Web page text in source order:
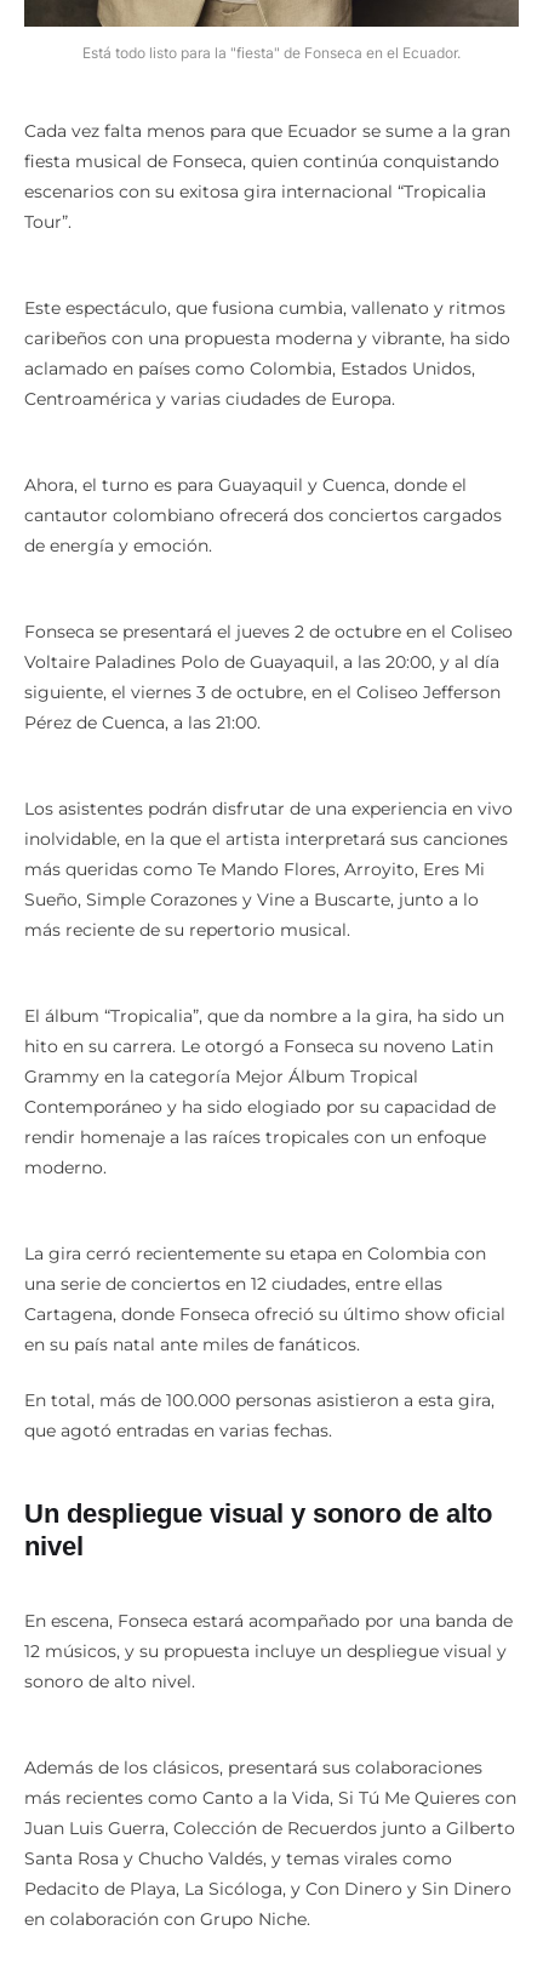
Está todo listo para la "fiesta" de Fonseca en el Ecuador.
Cada vez falta menos para que Ecuador se sume a la gran
fiesta musical de Fonseca, quien continúa conquistando
escenarios con su exitosa gira internacional “Tropicalia
Tour”.
Este espectáculo, que fusiona cumbia, vallenato y ritmos
caribeños con una propuesta moderna y vibrante, ha sido
aclamado en países como Colombia, Estados Unidos,
Centroamérica y varias ciudades de Europa.
Ahora, el turno es para Guayaquil y Cuenca, donde el
cantautor colombiano ofrecerá dos conciertos cargados
de energía y emoción.
Fonseca se presentará el jueves 2 de octubre en el Coliseo
Voltaire Paladines Polo de Guayaquil, a las 20:00, y al día
siguiente, el viernes 3 de octubre, en el Coliseo Jefferson
Pérez de Cuenca, a las 21:00.
Los asistentes podrán disfrutar de una experiencia en vivo
inolvidable, en la que el artista interpretará sus canciones
más queridas como Te Mando Flores, Arroyito, Eres Mi
Sueño, Simple Corazones y Vine a Buscarte, junto a lo
más reciente de su repertorio musical.
El álbum “Tropicalia”, que da nombre a la gira, ha sido un
hito en su carrera. Le otorgó a Fonseca su noveno Latin
Grammy en la categoría Mejor Álbum Tropical
Contemporáneo y ha sido elogiado por su capacidad de
rendir homenaje a las raíces tropicales con un enfoque
moderno.
La gira cerró recientemente su etapa en Colombia con
una serie de conciertos en 12 ciudades, entre ellas
Cartagena, donde Fonseca ofreció su último show oficial
en su país natal ante miles de fanáticos.
En total, más de 100.000 personas asistieron a esta gira,
que agotó entradas en varias fechas.
Un despliegue visual y sonoro de alto
nivel
En escena, Fonseca estará acompañado por una banda de
12 músicos, y su propuesta incluye un despliegue visual y
sonoro de alto nivel.
Además de los clásicos, presentará sus colaboraciones
más recientes como Canto a la Vida, Si Tú Me Quieres con
Juan Luis Guerra, Colección de Recuerdos junto a Gilberto
Santa Rosa y Chucho Valdés, y temas virales como
Pedacito de Playa, La Sicóloga, y Con Dinero y Sin Dinero
en colaboración con Grupo Niche.